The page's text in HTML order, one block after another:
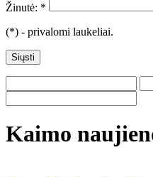
Žinutė: *
(*) - privalomi laukeliai.
Kaimo